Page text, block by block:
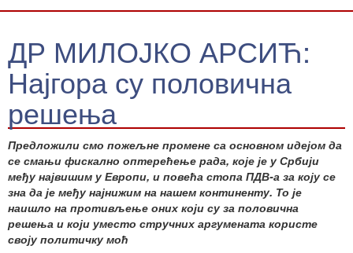
ДР МИЛОЈКО АРСИЋ:
Најгора су половична
решења
Предложили смо пожељне промене са основном идејом да
се смањи фискално оптерећење рада, које је у Србији
међу највишим у Европи, и повећа стопа ПДВ-а за коју се
зна да је међу најнижим на нашем континенту. То је
наишло на противљење оних који су за половична
решења и који уместо стручних аргумената користе
своју политичку моћ